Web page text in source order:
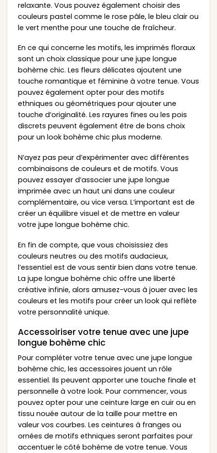
relaxante. Vous pouvez également choisir des
couleurs pastel comme le rose pâle, le bleu clair ou
le vert menthe pour une touche de fraîcheur.
En ce qui concerne les motifs, les imprimés floraux
sont un choix classique pour une jupe longue
bohème chic. Les fleurs délicates ajoutent une
touche romantique et féminine à votre tenue. Vous
pouvez également opter pour des motifs
ethniques ou géométriques pour ajouter une
touche d’originalité. Les rayures fines ou les pois
discrets peuvent également être de bons choix
pour un look bohème chic plus moderne.
N’ayez pas peur d’expérimenter avec différentes
combinaisons de couleurs et de motifs. Vous
pouvez essayer d’associer une jupe longue
imprimée avec un haut uni dans une couleur
complémentaire, ou vice versa. L’important est de
créer un équilibre visuel et de mettre en valeur
votre jupe longue bohème chic.
En fin de compte, que vous choisissiez des
couleurs neutres ou des motifs audacieux,
l’essentiel est de vous sentir bien dans votre tenue.
La jupe longue bohème chic offre une liberté
créative infinie, alors amusez-vous à jouer avec les
couleurs et les motifs pour créer un look qui reflète
votre personnalité unique.
Accessoiriser votre tenue avec une jupe
longue bohème chic
Pour compléter votre tenue avec une jupe longue
bohème chic, les accessoires jouent un rôle
essentiel. Ils peuvent apporter une touche finale et
personnelle à votre look. Pour commencer, vous
pouvez opter pour une ceinture large en cuir ou en
tissu nouée autour de la taille pour mettre en
valeur vos courbes. Les ceintures à franges ou
ornées de motifs ethniques seront parfaites pour
accentuer le côté bohème de votre tenue. Vous